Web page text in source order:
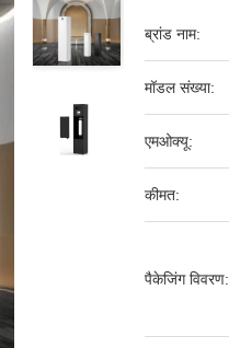
ब्रांड नाम:
मॉडल संख्या:
एमओक्यू:
कीमत:
पैकेजिंग विवरण: